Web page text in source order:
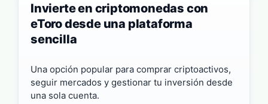
Invierte en criptomonedas con
eToro desde una plataforma
sencilla
Una opción popular para comprar criptoactivos,
seguir mercados y gestionar tu inversión desde
una sola cuenta.